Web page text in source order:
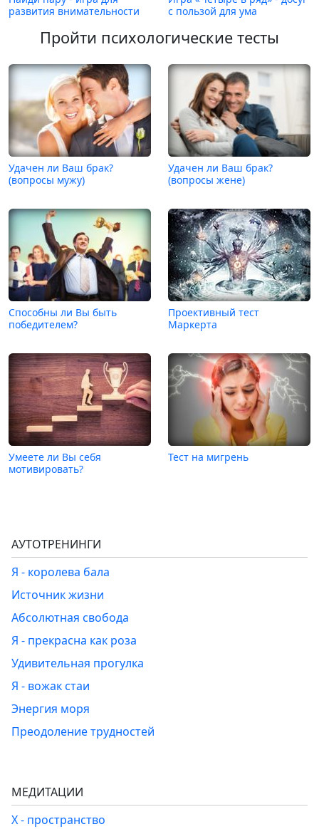
развития внимательности
с пользой для ума
Пройти психологические тесты
Удачен ли Ваш брак?
(вопросы мужу)
Удачен ли Ваш брак?
(вопросы жене)
Способны ли Вы быть
победителем?
Проективный тест
Маркерта
Умеете ли Вы себя
мотивировать?
Тест на мигрень
АУТОТРЕНИНГИ
Я - королева бала
Источник жизни
Абсолютная свобода
Я - прекрасна как роза
Удивительная прогулка
Я - вожак стаи
Энергия моря
Преодоление трудностей
МЕДИТАЦИИ
Х - пространство